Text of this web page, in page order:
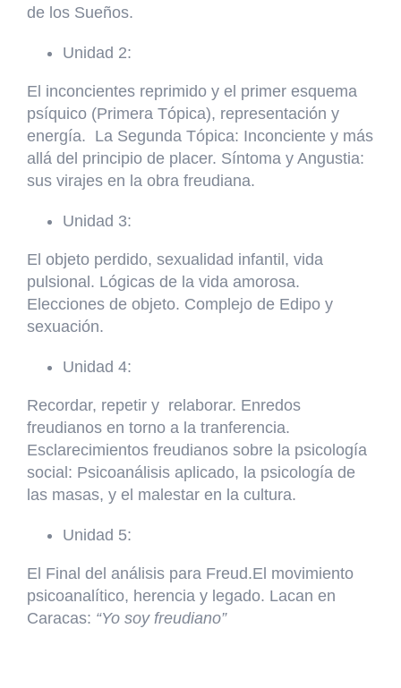
de los Sueños.
Unidad 2:
El inconcientes reprimido y el primer esquema
psíquico (Primera Tópica), representación y
energía. La Segunda Tópica: Inconciente y más
allá del principio de placer. Síntoma y Angustia:
sus virajes en la obra freudiana.
Unidad 3:
El objeto perdido, sexualidad infantil, vida
pulsional. Lógicas de la vida amorosa.
Elecciones de objeto. Complejo de Edipo y
sexuación.
Unidad 4:
Recordar, repetir y relaborar. Enredos
freudianos en torno a la tranferencia.
Esclarecimientos freudianos sobre la psicología
social: Psicoanálisis aplicado, la psicología de
las masas, y el malestar en la cultura.
Unidad 5:
El Final del análisis para Freud.El movimiento
psicoanalítico, herencia y legado. Lacan en
Caracas: “Yo soy freudiano”